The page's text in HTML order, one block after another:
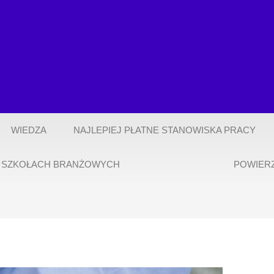
WIEDZA NAJLEPIEJ PŁATNE STANOWISKA PRACY
BRANŻOWYCH